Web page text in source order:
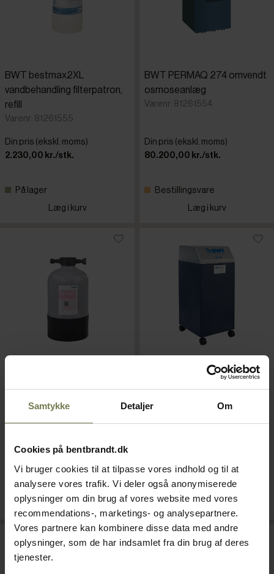
Samtykke Detaljer Om
Cookies på bentbrandt.dk
Vi bruger cookies til at tilpasse vores indhold og til at
analysere vores trafik. Vi deler også anonymiserede
oplysninger om din brug af vores website med vores
recommendations-, marketings- og analysepartnere.
Vores partnere kan kombinere disse data med andre
oplysninger, som de har indsamlet fra din brug af deres
tjenester.
BWT bestmax2XL
vandbehandling filterpatron,
refill
Varenr: 81261555
Din pris (ekskl. moms)
2.230,00 kr./stk.
På lager
Læg i kurv
BWT PERMAQ 274 omvendt
osmoseanlæg
Varenr: 81261554
Din pris (ekskl. moms)
80.200,00 kr./stk.
Bestillingsvare
Læg i kurv
BWT AK1019 afkalkningsfilter
Varenr: 81261509
7.000,00 kr./stk.
På lager
Læg i kurv
BWT KVD 621
afkalkningsfilter
Bestillingsvare
Læg i kurv